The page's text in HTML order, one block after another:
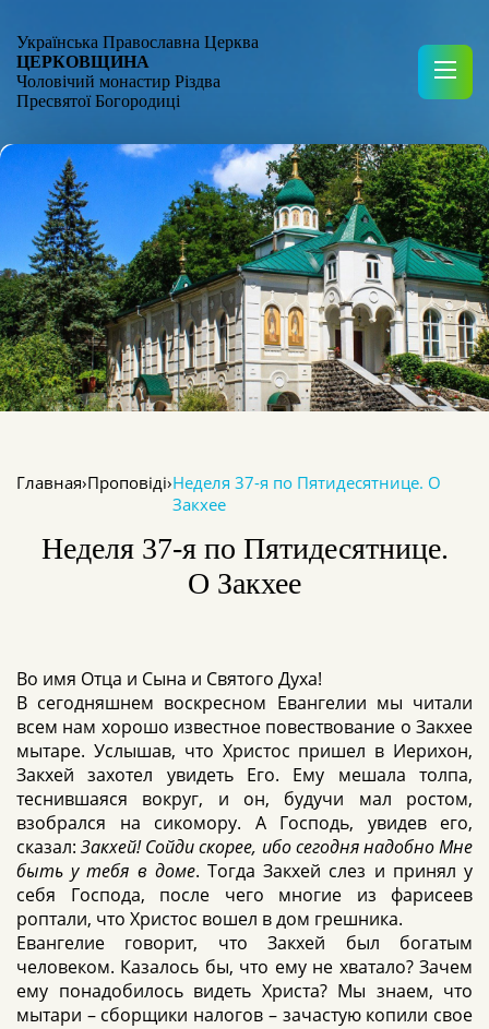
Українська Православна Церква
ЦЕРКОВЩИНА
Чоловічий монастир Різдва
Пресвятої Богородиці
Главная›Проповіді›Неделя 37-я по Пятидесятнице. О
Закхее
Неделя 37-я по Пятидесятнице.
О Закхее
Во имя Отца и Сына и Святого Духа!
В сегодняшнем воскресном Евангелии мы читали
всем нам хорошо известное повествование о Закхее
мытаре. Услышав, что Христос пришел в Иерихон,
Закхей захотел увидеть Его. Ему мешала толпа,
теснившаяся вокруг, и он, будучи мал ростом,
взобрался на сикомору. А Господь, увидев его,
сказал:Закхей! Сойди скорее, ибо сегодня надобно Мне
быть у тебя в доме. Тогда Закхей слез и принял у
себя Господа, после чего многие из фарисеев
роптали, что Христос вошел в дом грешника.
Евангелие говорит, что Закхей был богатым
человеком. Казалось бы, что ему не хватало? Зачем
ему понадобилось видеть Христа? Мы знаем, что
мытари – сборщики налогов – зачастую копили свое